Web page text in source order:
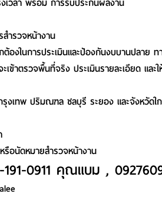
ำรวจหน้างาน
องในการประเมินและป้องกันงบบานปลาย
เข้าตรวจพื้นที่จริง ประเมินรายละเอียด แ
งเทพ ปริมณฑล ชลบุรี ระยอง และจังหวัดใ
อนัดหมายสำรวจหน้างาน
191-0911 คุณแบม ,